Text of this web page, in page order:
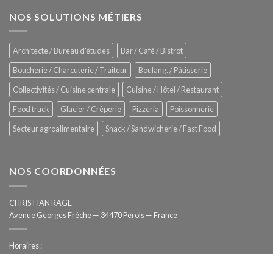
de
Zitrux
–
Hygiène
totale
automatisée
NOS SOLUTIONS MÉTIERS
Architecte / Bureau d'études
Bar / Café / Bistrot
Boucherie / Charcuterie / Traiteur
Boulang. / Pâtisserie
Collectivités / Cuisine centrale
Cuisine / Hôtel / Restaurant
Food truck
Glacier / Crêperie Pizzeria
Poissonnerie
Secteur agroalimentaire
Snack / Sandwicherie / Fast Food
NOS COORDONNÉES
CHRISTIAN RAGE
Avenue Georges Frêche — 34470 Pérols — France
Horaires :